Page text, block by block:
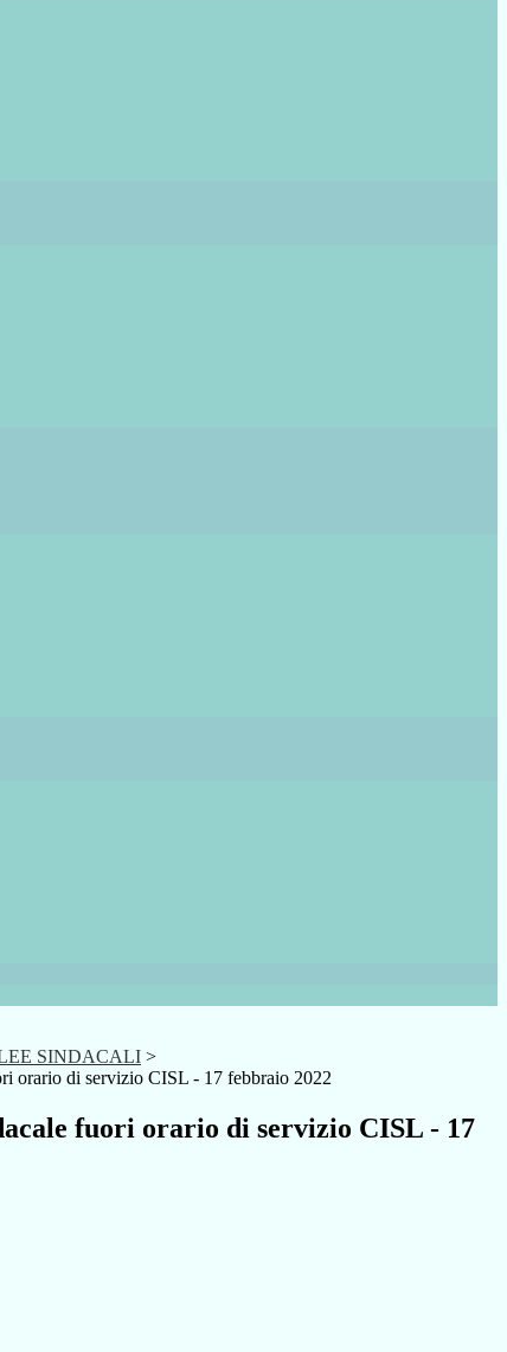
SINDACALI >
orario di servizio CISL - 17 febbraio 2022
fuori orario di servizio CISL - 17